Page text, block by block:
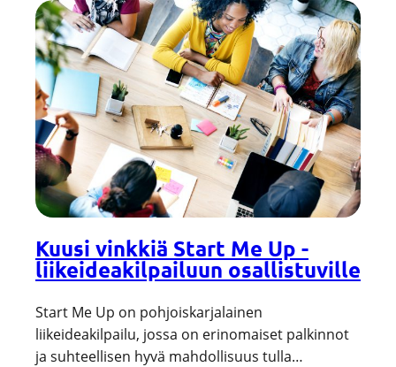
Kuusi vinkkiä Start Me Up -
liikeideakilpailuun osallistuville
Start Me Up on pohjoiskarjalainen
liikeideakilpailu, jossa on erinomaiset palkinnot
ja suhteellisen hyvä mahdollisuus tulla…